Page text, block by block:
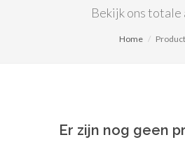
Bekijk ons totale
Home
Er zijn nog geen